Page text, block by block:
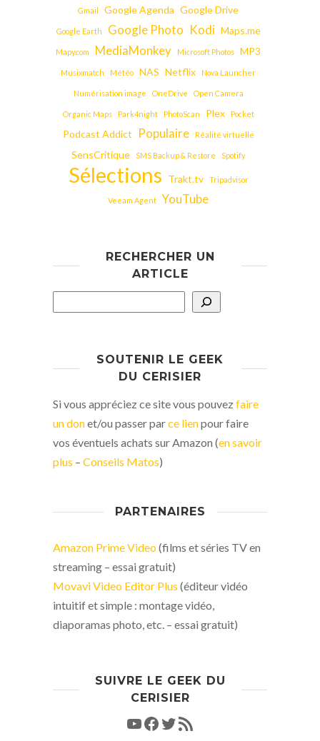
Gmail Google Agenda Google Drive
Google Earth Google Photo Kodi Maps.me
Mapy.com MediaMonkey Microsoft Photos MP3
Musixmatch Météo NAS Netflix Nova Launcher
Numérisation image OneDrive Open Camera
Organic Maps Park4night PhotoScan Plex Pocket
Podcast Addict Populaire Réalité virtuelle
SensCritique SMS Backup & Restore Spotify
Sélections Trakt.tv Tripadvisor
Veeam Agent YouTube
RECHERCHER UN
ARTICLE
SOUTENIR LE GEEK
DU CERISIER
Si vous appréciez ce site vous pouvezfaire
un donet/ou passer parce lienpour faire
vos éventuels achats sur Amazon (en savoir
plus – Conseils Matos)
PARTENAIRES
Amazon Prime Video(films et séries TV en
streaming – essai gratuit)
Movavi Video Editor Plus (éditeur vidéo
intuitif et simple : montage vidéo,
diaporamas photo, etc. – essai gratuit)
SUIVRE LE GEEK DU
CERISIER